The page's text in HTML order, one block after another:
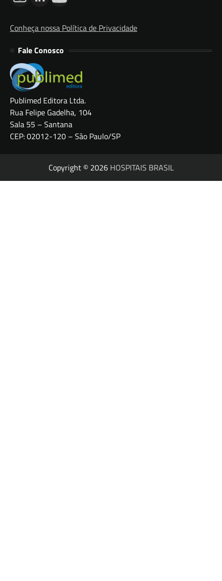
Conheça nossa Política de Privacidade
Fale Conosco
Publimed Editora Ltda.
Rua Felipe Gadelha, 104
Sala 55 – Santana
CEP: 02012-120 – São Paulo/SP
Copyright © 2026 HOSPITAIS BRASIL